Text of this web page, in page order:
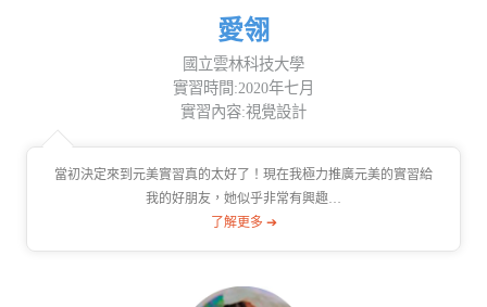
愛翎
國立雲林科技大學
實習時間:2020年七月
實習內容:視覺設計
當初決定來到元美實習真的太好了！現在我極力推廣元美的實習給
我的好朋友，她似乎非常有興趣…
了解更多 ➔